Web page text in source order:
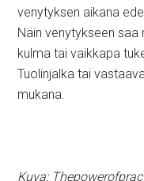
venytyksen aikana
Näin venytykseen saa
kulma tai vaikkapa
Tuolinjalka tai
mukana.
Kuva: